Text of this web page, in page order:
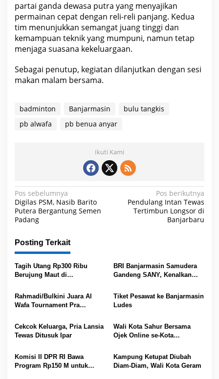
i
a
h
partai ganda dewasa putra yang menyajikan
permainan cepat dengan reli-reli panjang. Kedua
tim menunjukkan semangat juang tinggi dan
kemampuan teknik yang mumpuni, namun tetap
menjaga suasana kekeluargaan.
Sebagai penutup, kegiatan dilanjutkan dengan sesi
makan malam bersama.
badminton Banjarmasin
bulu tangkis
pb alwafa
pb benua anyar
Ikuti Kami
N
a
v
i
g
a
s
i
p
s
Pos sebelumnya
Digilas PSM, Nasib Barito
Putera Bergantung Semen
Padang
Pos berikutnya
Pendulang Intan Tewas
Tertimbun Longsor di
Banjarbaru
Posting Terkait
Tagih Utang Rp300 Ribu
Berujung Maut di
BRI Banjarmasin Samudera
Gandeng SANY, Kenalkan
Rahmadi/Bulkini Juara Al
Wafa Tournament Pra
Tiket Pesawat ke Banjarmasin
Ludes
Cekcok Keluarga, Pria Lansia
Tewas Ditusuk Ipar
Wali Kota Sahur Bersama
Ojek Online se-Kota
Komisi II DPR RI Bawa
Program Rp150 M untuk
Kampung Ketupat Diubah
Diam-Diam, Wali Kota Geram